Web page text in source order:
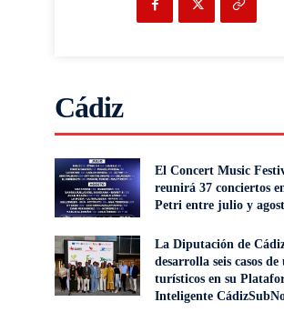
Cádiz
El Concert Music
reunirá 37 conciertos
Petri entre julio y
La Diputación de
desarrolla seis casos de
turísticos en su
Inteligente